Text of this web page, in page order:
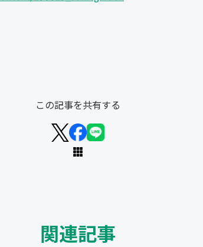
この記事を共有する
関連記事